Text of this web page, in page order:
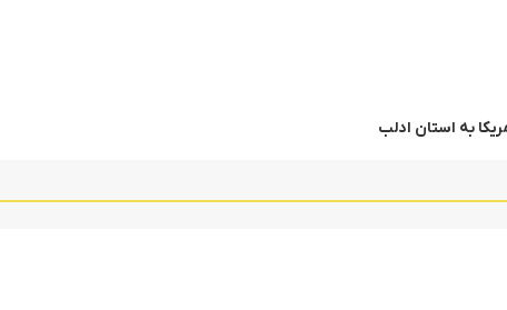
به استان ادلب